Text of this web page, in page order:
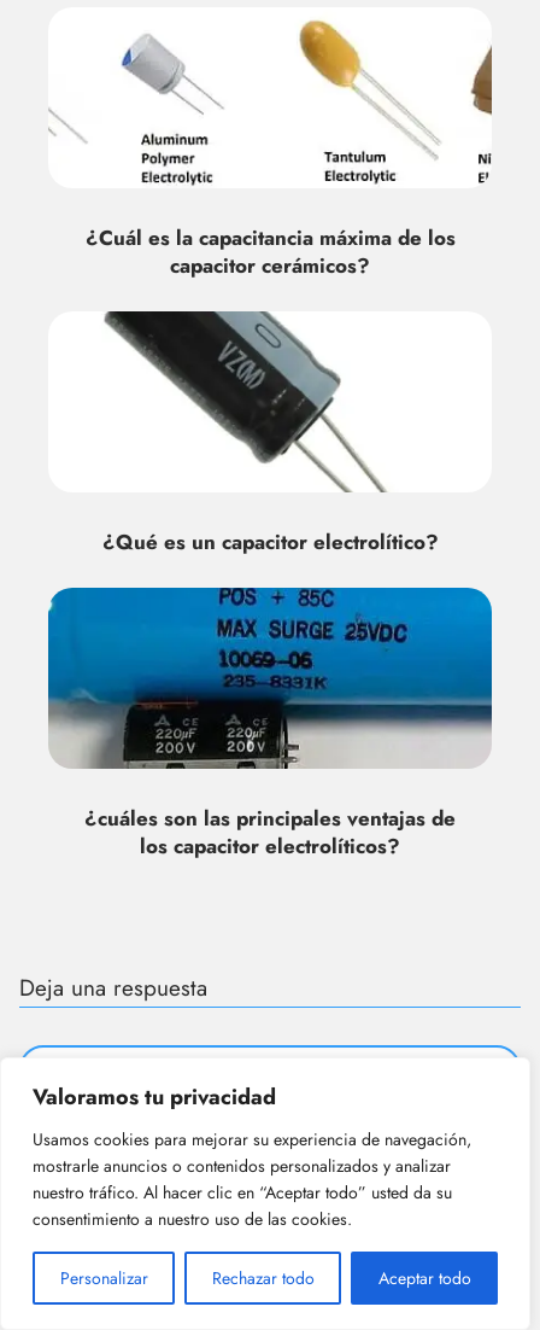
Valoramos tu privacidad
Usamos cookies para mejorar su experiencia de navegación,
mostrarle anuncios o contenidos personalizados y analizar
nuestro tráfico. Al hacer clic en “Aceptar todo” usted da su
consentimiento a nuestro uso de las cookies.
Personalizar Rechazar todo Aceptar todo
¿Cuál es la capacitancia máxima de los
capacitor cerámicos?
¿Qué es un capacitor electrolítico?
¿cuáles son las principales ventajas de
los capacitor electrolíticos?
Deja una respuesta